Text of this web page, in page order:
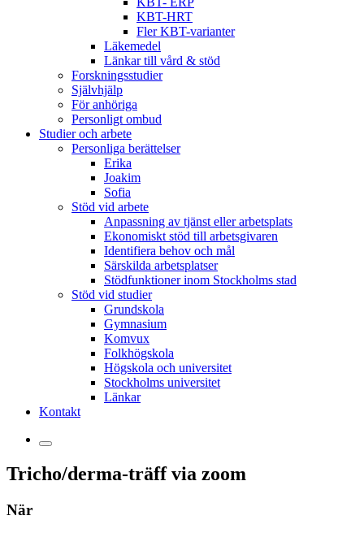
KBT-HRT
Fler KBT-varianter
Läkemedel
Länkar till vård & stöd
Forskningsstudier
Självhjälp
För anhöriga
Personligt ombud
Studier och arbete
Personliga berättelser
Erika
Joakim
Sofia
Stöd vid arbete
Anpassning av tjänst eller arbetsplats
Ekonomiskt stöd till arbetsgivaren
Identifiera behov och mål
Särskilda arbetsplatser
Stödfunktioner inom Stockholms stad
Stöd vid studier
Grundskola
Gymnasium
Komvux
Folkhögskola
Högskola och universitet
Stockholms universitet
Länkar
Kontakt
Tricho/derma-träff via zoom
När